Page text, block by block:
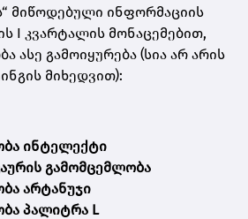
მიწოდებული ინფორმაციის
I კვარტალის მონაცემებით,
ასე გამოიყურება (სია არ არის
მიხედვით):
ინტელექტი
გამომცემლობა
არტანუჯი
პალიტრა L